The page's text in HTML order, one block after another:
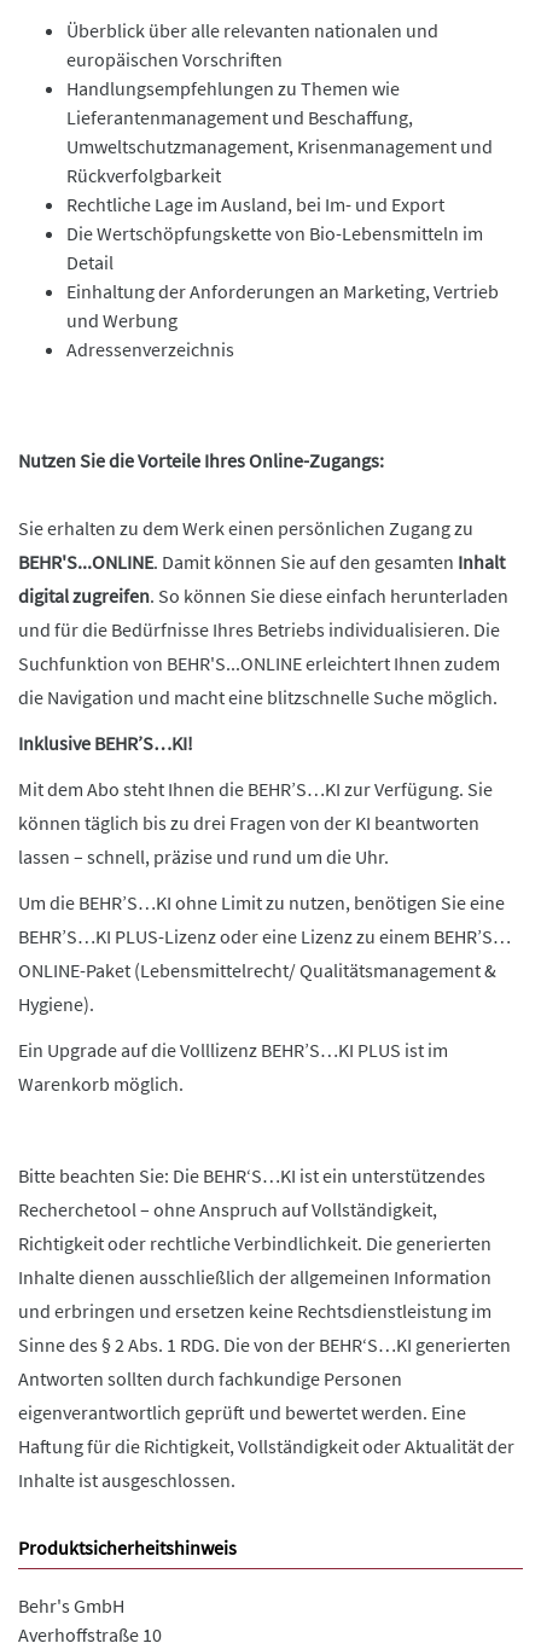
Überblick über alle relevanten nationalen und
europäischen Vorschriften
Handlungsempfehlungen zu Themen wie
Lieferantenmanagement und Beschaffung,
Umweltschutzmanagement, Krisenmanagement und
Rückverfolgbarkeit
Rechtliche Lage im Ausland, bei Im- und Export
Die Wertschöpfungskette von Bio-Lebensmitteln im
Detail
Einhaltung der Anforderungen an Marketing, Vertrieb
und Werbung
Adressenverzeichnis
Nutzen Sie die Vorteile Ihres Online-Zugangs:
Sie erhalten zu dem Werk einen persönlichen Zugang zu
BEHR'S...ONLINE. Damit können Sie auf den gesamten Inhalt
digital zugreifen. So können Sie diese einfach herunterladen
und für die Bedürfnisse Ihres Betriebs individualisieren. Die
Suchfunktion von BEHR'S...ONLINE erleichtert Ihnen zudem
die Navigation und macht eine blitzschnelle Suche möglich.
Inklusive BEHR’S…KI!
Mit dem Abo steht Ihnen die BEHR’S…KI zur Verfügung. Sie
können täglich bis zu drei Fragen von der KI beantworten
lassen – schnell, präzise und rund um die Uhr.
Um die BEHR’S…KI ohne Limit zu nutzen, benötigen Sie eine
BEHR’S…KI PLUS-Lizenz oder eine Lizenz zu einem BEHR’S…
ONLINE-Paket (Lebensmittelrecht/ Qualitätsmanagement &
Hygiene).
Ein Upgrade auf die Volllizenz BEHR’S…KI PLUS ist im
Warenkorb möglich.
Bitte beachten Sie: Die BEHR‘S…KI ist ein unterstützendes
Recherchetool – ohne Anspruch auf Vollständigkeit,
Richtigkeit oder rechtliche Verbindlichkeit. Die generierten
Inhalte dienen ausschließlich der allgemeinen Information
und erbringen und ersetzen keine Rechtsdienstleistung im
Sinne des § 2 Abs. 1 RDG. Die von der BEHR‘S…KI generierten
Antworten sollten durch fachkundige Personen
eigenverantwortlich geprüft und bewertet werden. Eine
Haftung für die Richtigkeit, Vollständigkeit oder Aktualität der
Inhalte ist ausgeschlossen.
Produktsicherheitshinweis
Behr's GmbH
Averhoffstraße 10